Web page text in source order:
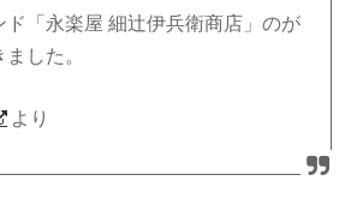
ド「永楽屋 細辻伊兵衛商店」のが
した。
より